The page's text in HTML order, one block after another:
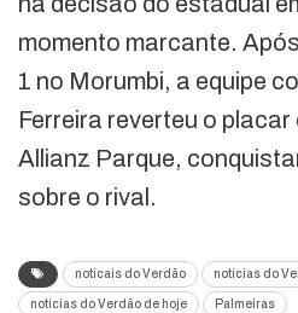
momento marcante.
1 no Morumbi, a equipe
Ferreira reverteu o
Allianz Parque,
sobre o rival.
notícais do Verdão notícias do
notícias do Verdão de hoje Palmeiras